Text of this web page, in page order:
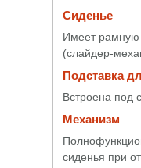
Сиденье
Имеет рамную
(слайдер-
Подставка
Встроена под
Механизм
сиденья при